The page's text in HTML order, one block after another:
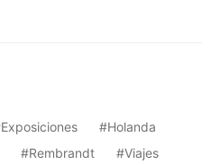
Exposiciones
Holanda
Rembrandt Viajes